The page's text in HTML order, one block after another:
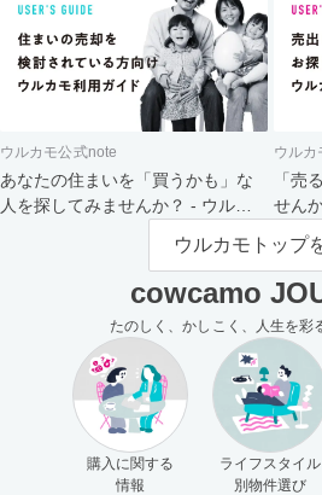
ウルカモ公式note
あなたの住まいを「買うかも」な
人を探してみませんか？ - ウルカ
ウルカ
「売
せん
主さ
ウルカモトップ
cowcamo
たのしく、かしこく、人生を彩
購入に関する
情報
ライフスタイル
別物件選び